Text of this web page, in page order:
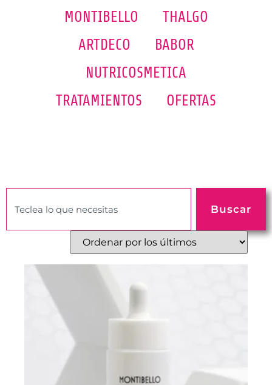
MONTIBELLO
THALGO
ARTDECO
BABOR
NUTRICOSMETICA
TRATAMIENTOS
OFERTAS
Buscar